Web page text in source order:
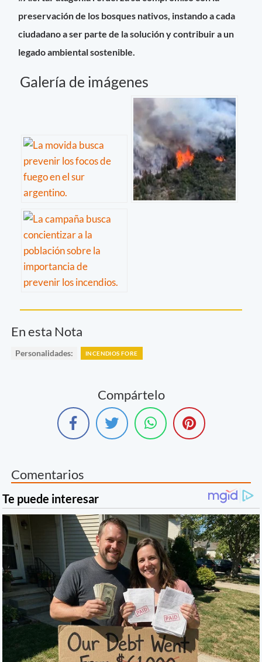
preservación de los bosques nativos, instando a cada
ciudadano a ser parte de la solución y contribuir a un
legado ambiental sostenible.
Galería de imágenes
En esta Nota
Personalidades: INCENDIOS FORE
Compártelo
Comentarios